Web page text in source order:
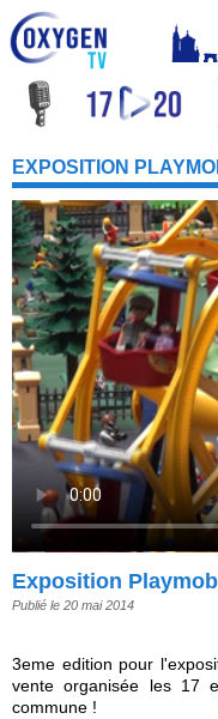
EXPOSITION
Exposition
Publié le 20 mai 2014
3eme edition pour
vente organisée les 17
commune !